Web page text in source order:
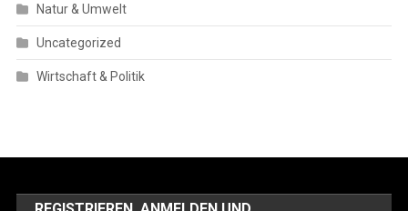
Natur & Umwelt
Uncategorized
Wirtschaft & Politik